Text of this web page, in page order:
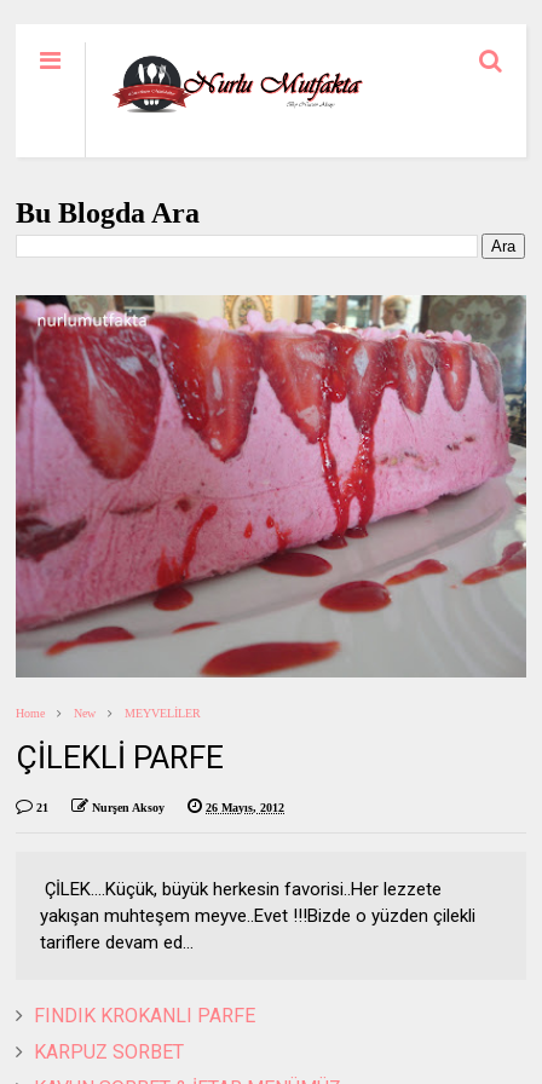
Bu Blogda Ara
Home New MEYVELİLER
ÇİLEKLİ PARFE
21 Nurşen Aksoy 26 Mayıs, 2012
ÇİLEK....Küçük, büyük herkesin favorisi..Her lezzete
yakışan muhteşem meyve..Evet !!!Bizde o yüzden çilekli
tariflere devam ed...
FINDIK KROKANLI PARFE
KARPUZ SORBET